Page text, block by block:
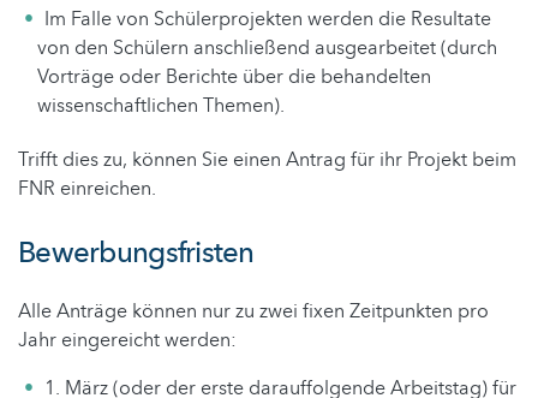
Im Falle von Schülerprojekten werden die Resultate
von den Schülern anschließend ausgearbeitet (durch
Vorträge oder Berichte über die behandelten
wissenschaftlichen Themen).
Trifft dies zu, können Sie einen Antrag für ihr Projekt beim
FNR einreichen.
Bewerbungsfristen
Alle Anträge können nur zu zwei fixen Zeitpunkten pro
Jahr eingereicht werden:
1. März (oder der erste darauffolgende Arbeitstag) für